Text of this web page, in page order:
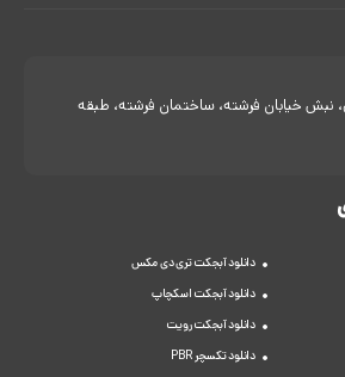
نبش خیابان فرشته، ساختمان فرشته، طبقه
دانلود آبجکت تری دی مکس
دانلود آبجکت اسکچاپ
دانلود آبجکت رویت
دانلود تکسچر PBR